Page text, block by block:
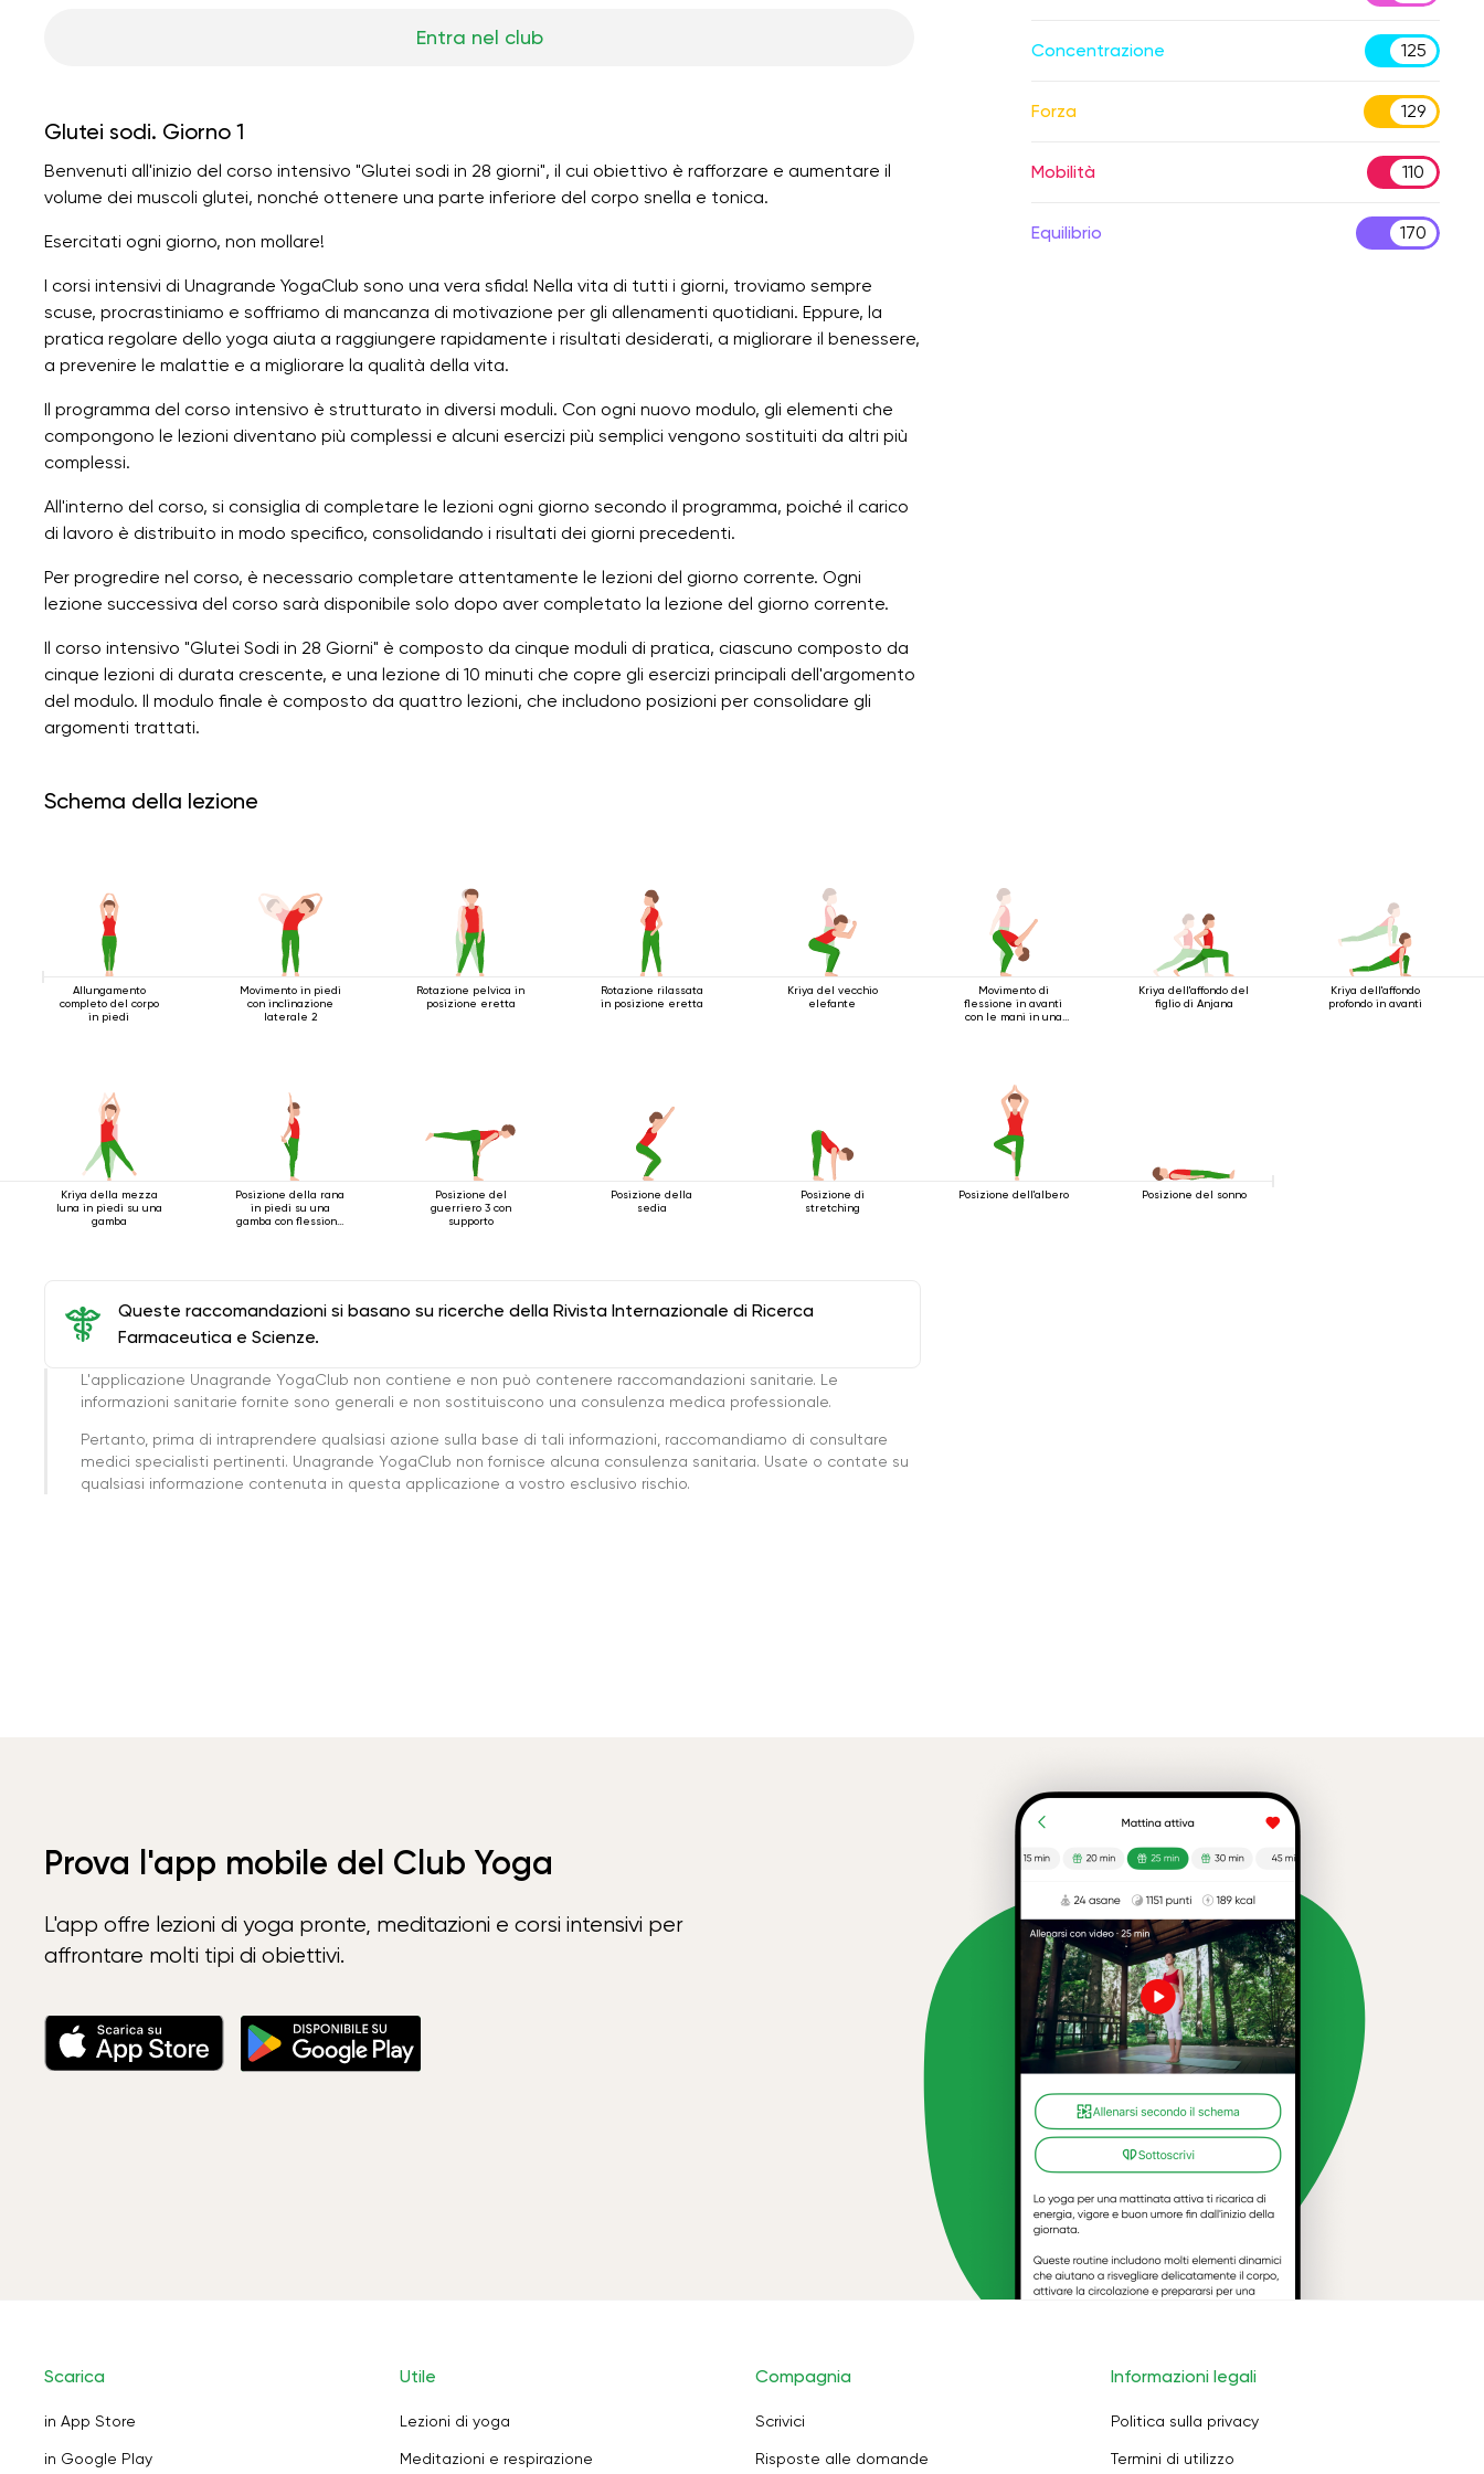
Entra nel club
Glutei sodi. Giorno 1
Benvenuti all'inizio del corso intensivo "Glutei sodi in 28 giorni", il cui obiettivo è rafforzare e aumentare il
volume dei muscoli glutei, nonché ottenere una parte inferiore del corpo snella e tonica.
Esercitati ogni giorno, non mollare!
I corsi intensivi di Unagrande YogaClub sono una vera sfida! Nella vita di tutti i giorni, troviamo sempre
scuse, procrastiniamo e soffriamo di mancanza di motivazione per gli allenamenti quotidiani. Eppure, la
pratica regolare dello yoga aiuta a raggiungere rapidamente i risultati desiderati, a migliorare il benessere,
a prevenire le malattie e a migliorare la qualità della vita.
Il programma del corso intensivo è strutturato in diversi moduli. Con ogni nuovo modulo, gli elementi che
compongono le lezioni diventano più complessi e alcuni esercizi più semplici vengono sostituiti da altri più
complessi.
All'interno del corso, si consiglia di completare le lezioni ogni giorno secondo il programma, poiché il carico
di lavoro è distribuito in modo specifico, consolidando i risultati dei giorni precedenti.
Per progredire nel corso, è necessario completare attentamente le lezioni del giorno corrente. Ogni
lezione successiva del corso sarà disponibile solo dopo aver completato la lezione del giorno corrente.
Il corso intensivo "Glutei Sodi in 28 Giorni" è composto da cinque moduli di pratica, ciascuno composto da
cinque lezioni di durata crescente, e una lezione di 10 minuti che copre gli esercizi principali dell'argomento
del modulo. Il modulo finale è composto da quattro lezioni, che includono posizioni per consolidare gli
argomenti trattati.
Concentrazione 125
Forza 129
Mobilità 110
Equilibrio 170
Schema della lezione
Allungamento
completo del corpo
in piedi
Movimento in piedi
con inclinazione
laterale 2
Rotazione pelvica in
posizione eretta
Rotazione rilassata
in posizione eretta
Kriya del vecchio
elefante
Movimento di
flessione in avanti
con le mani in una
Kriya dell'affondo del
figlio di Anjana
Kriya dell'affondo
profondo in avanti
Kriya della mezza
luna in piedi su una
gamba
Posizione della rana
in piedi su una
gamba con flessione
Posizione del
guerriero 3 con
supporto
Posizione della
sedia
Posizione di
stretching
Posizione dell'albero Posizione del sonno
Queste raccomandazioni si basano su ricerche della Rivista Internazionale di Ricerca
Farmaceutica e Scienze.
L'applicazione Unagrande YogaClub non contiene e non può contenere raccomandazioni sanitarie. Le
informazioni sanitarie fornite sono generali e non sostituiscono una consulenza medica professionale.
Pertanto, prima di intraprendere qualsiasi azione sulla base di tali informazioni, raccomandiamo di consultare
medici specialisti pertinenti. Unagrande YogaClub non fornisce alcuna consulenza sanitaria. Usate o contate su
qualsiasi informazione contenuta in questa applicazione a vostro esclusivo rischio.
Prova l'app mobile del Club Yoga
L'app offre lezioni di yoga pronte, meditazioni e corsi intensivi per
affrontare molti tipi di obiettivi.
Scarica
in App Store
in Google Play
Utile
Lezioni di yoga
Meditazioni e respirazione
Compagnia
Scrivici
Risposte alle domande
Informazioni legali
Politica sulla privacy
Termini di utilizzo